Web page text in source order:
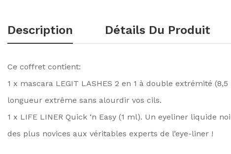
Description Détails Du Produit
Ce coffret contient:
1 x mascara LEGIT LASHES 2 en 1 à double extrémité
longueur extrême sans alourdir vos cils.
1 x LIFE LINER Quick ‘n Easy (1 ml). Un eyeliner
des plus novices aux véritables experts de l’eye-liner !